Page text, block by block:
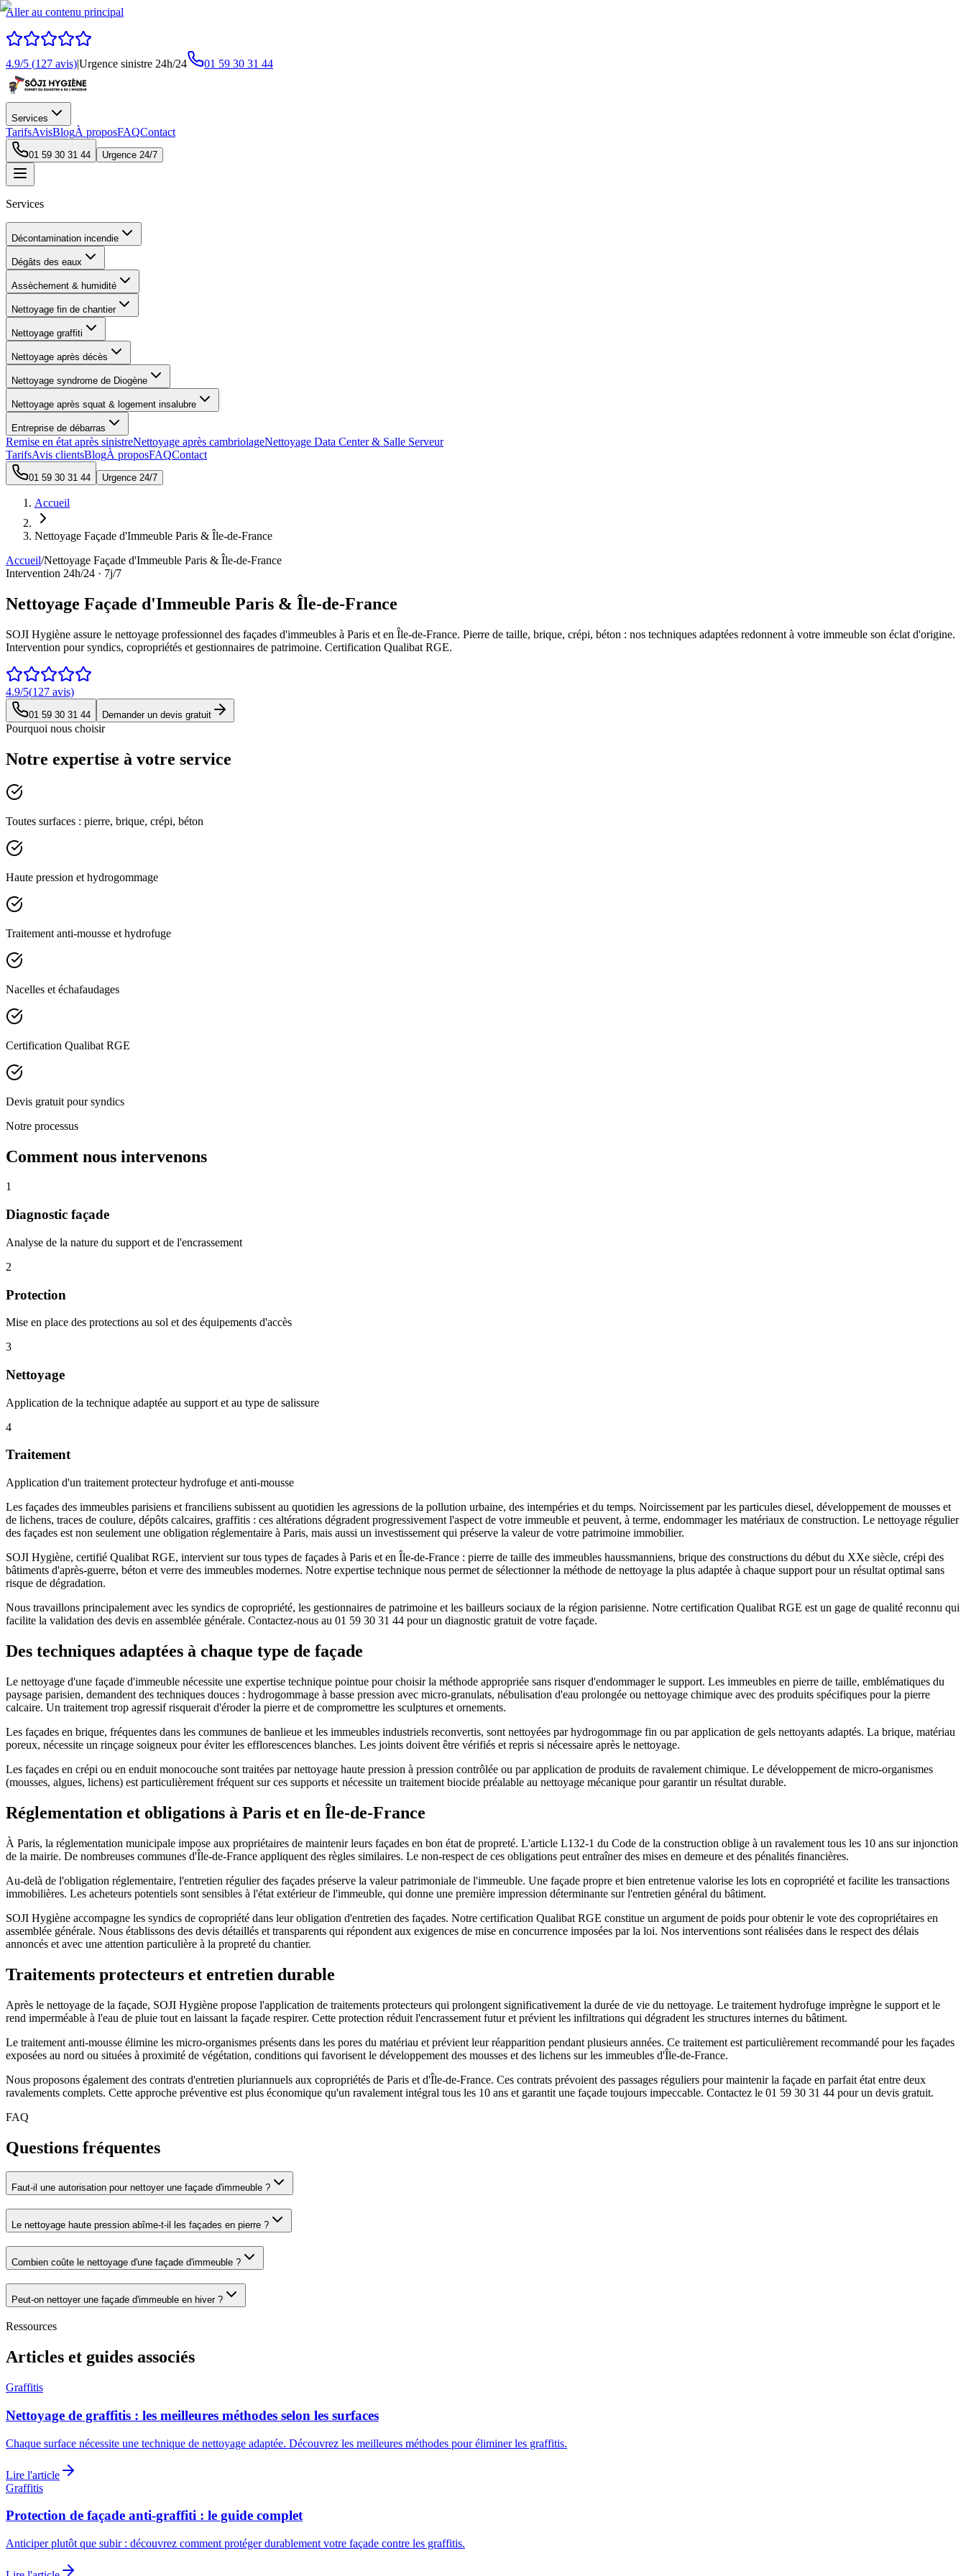
Aller au contenu principal
4.9/5 (127 avis)|Urgence sinistre 24h/24 01 59 30 31 44
Services
TarifsAvisBlogÀ proposFAQContact
01 59 30 31 44 Urgence 24/7
Services
Décontamination incendie
Dégâts des eaux
Assèchement & humidité
Nettoyage fin de chantier
Nettoyage graffiti
Nettoyage après décès
Nettoyage syndrome de Diogène
Nettoyage après squat & logement insalubre
Entreprise de débarras
Remise en état après sinistreNettoyage après cambriolageNettoyage Data Center & Salle Serveur
TarifsAvis clientsBlogÀ proposFAQContact
01 59 30 31 44 Urgence 24/7
Accueil
Nettoyage Façade d'Immeuble Paris & Île-de-France
Accueil/Nettoyage Façade d'Immeuble Paris & Île-de-France
Intervention 24h/24 · 7j/7
Nettoyage Façade d'Immeuble Paris & Île-de-France
SOJI Hygiène assure le nettoyage professionnel des façades d'immeubles à Paris et en Île-de-France. Pierre de taille, brique, crépi, béton : nos techniques adaptées redonnent à votre immeuble son éclat d'origine.
Intervention pour syndics, copropriétés et gestionnaires de patrimoine. Certification Qualibat RGE.
4.9/5(127 avis)
01 59 30 31 44 Demander un devis gratuit
Pourquoi nous choisir
Notre expertise à votre service
Toutes surfaces : pierre, brique, crépi, béton
Haute pression et hydrogommage
Traitement anti-mousse et hydrofuge
Nacelles et échafaudages
Certification Qualibat RGE
Devis gratuit pour syndics
Notre processus
Comment nous intervenons
1
Diagnostic façade
Analyse de la nature du support et de l'encrassement
2
Protection
Mise en place des protections au sol et des équipements d'accès
3
Nettoyage
Application de la technique adaptée au support et au type de salissure
4
Traitement
Application d'un traitement protecteur hydrofuge et anti-mousse
Les façades des immeubles parisiens et franciliens subissent au quotidien les agressions de la pollution urbaine, des intempéries et du temps. Noircissement par les particules diesel, développement de mousses et
de lichens, traces de coulure, dépôts calcaires, graffitis : ces altérations dégradent progressivement l'aspect de votre immeuble et peuvent, à terme, endommager les matériaux de construction. Le nettoyage régulier
des façades est non seulement une obligation réglementaire à Paris, mais aussi un investissement qui préserve la valeur de votre patrimoine immobilier.
SOJI Hygiène, certifié Qualibat RGE, intervient sur tous types de façades à Paris et en Île-de-France : pierre de taille des immeubles haussmanniens, brique des constructions du début du XXe siècle, crépi des
bâtiments d'après-guerre, béton et verre des immeubles modernes. Notre expertise technique nous permet de sélectionner la méthode de nettoyage la plus adaptée à chaque support pour un résultat optimal sans
risque de dégradation.
Nous travaillons principalement avec les syndics de copropriété, les gestionnaires de patrimoine et les bailleurs sociaux de la région parisienne. Notre certification Qualibat RGE est un gage de qualité reconnu qui
facilite la validation des devis en assemblée générale. Contactez-nous au 01 59 30 31 44 pour un diagnostic gratuit de votre façade.
Des techniques adaptées à chaque type de façade
Le nettoyage d'une façade d'immeuble nécessite une expertise technique pointue pour choisir la méthode appropriée sans risquer d'endommager le support. Les immeubles en pierre de taille, emblématiques du
paysage parisien, demandent des techniques douces : hydrogommage à basse pression avec micro-granulats, nébulisation d'eau prolongée ou nettoyage chimique avec des produits spécifiques pour la pierre
calcaire. Un traitement trop agressif risquerait d'éroder la pierre et de compromettre les sculptures et ornements.
Les façades en brique, fréquentes dans les communes de banlieue et les immeubles industriels reconvertis, sont nettoyées par hydrogommage fin ou par application de gels nettoyants adaptés. La brique, matériau
poreux, nécessite un rinçage soigneux pour éviter les efflorescences blanches. Les joints doivent être vérifiés et repris si nécessaire après le nettoyage.
Les façades en crépi ou en enduit monocouche sont traitées par nettoyage haute pression à pression contrôlée ou par application de produits de ravalement chimique. Le développement de micro-organismes
(mousses, algues, lichens) est particulièrement fréquent sur ces supports et nécessite un traitement biocide préalable au nettoyage mécanique pour garantir un résultat durable.
Réglementation et obligations à Paris et en Île-de-France
À Paris, la réglementation municipale impose aux propriétaires de maintenir leurs façades en bon état de propreté. L'article L132-1 du Code de la construction oblige à un ravalement tous les 10 ans sur injonction
de la mairie. De nombreuses communes d'Île-de-France appliquent des règles similaires. Le non-respect de ces obligations peut entraîner des mises en demeure et des pénalités financières.
Au-delà de l'obligation réglementaire, l'entretien régulier des façades préserve la valeur patrimoniale de l'immeuble. Une façade propre et bien entretenue valorise les lots en copropriété et facilite les transactions
immobilières. Les acheteurs potentiels sont sensibles à l'état extérieur de l'immeuble, qui donne une première impression déterminante sur l'entretien général du bâtiment.
SOJI Hygiène accompagne les syndics de copropriété dans leur obligation d'entretien des façades. Notre certification Qualibat RGE constitue un argument de poids pour obtenir le vote des copropriétaires en
assemblée générale. Nous établissons des devis détaillés et transparents qui répondent aux exigences de mise en concurrence imposées par la loi. Nos interventions sont réalisées dans le respect des délais
annoncés et avec une attention particulière à la propreté du chantier.
Traitements protecteurs et entretien durable
Après le nettoyage de la façade, SOJI Hygiène propose l'application de traitements protecteurs qui prolongent significativement la durée de vie du nettoyage. Le traitement hydrofuge imprègne le support et le
rend imperméable à l'eau de pluie tout en laissant la façade respirer. Cette protection réduit l'encrassement futur et prévient les infiltrations qui dégradent les structures internes du bâtiment.
Le traitement anti-mousse élimine les micro-organismes présents dans les pores du matériau et prévient leur réapparition pendant plusieurs années. Ce traitement est particulièrement recommandé pour les façades
exposées au nord ou situées à proximité de végétation, conditions qui favorisent le développement des mousses et des lichens sur les immeubles d'Île-de-France.
Nous proposons également des contrats d'entretien pluriannuels aux copropriétés de Paris et d'Île-de-France. Ces contrats prévoient des passages réguliers pour maintenir la façade en parfait état entre deux
ravalements complets. Cette approche préventive est plus économique qu'un ravalement intégral tous les 10 ans et garantit une façade toujours impeccable. Contactez le 01 59 30 31 44 pour un devis gratuit.
FAQ
Questions fréquentes
Faut-il une autorisation pour nettoyer une façade d'immeuble ?
Le nettoyage haute pression abîme-t-il les façades en pierre ?
Combien coûte le nettoyage d'une façade d'immeuble ?
Peut-on nettoyer une façade d'immeuble en hiver ?
Ressources
Articles et guides associés
Graffitis
Nettoyage de graffitis : les meilleures méthodes selon les surfaces
Chaque surface nécessite une technique de nettoyage adaptée. Découvrez les meilleures méthodes pour éliminer les graffitis.
Lire l'article
Graffitis
Protection de façade anti-graffiti : le guide complet
Anticiper plutôt que subir : découvrez comment protéger durablement votre façade contre les graffitis.